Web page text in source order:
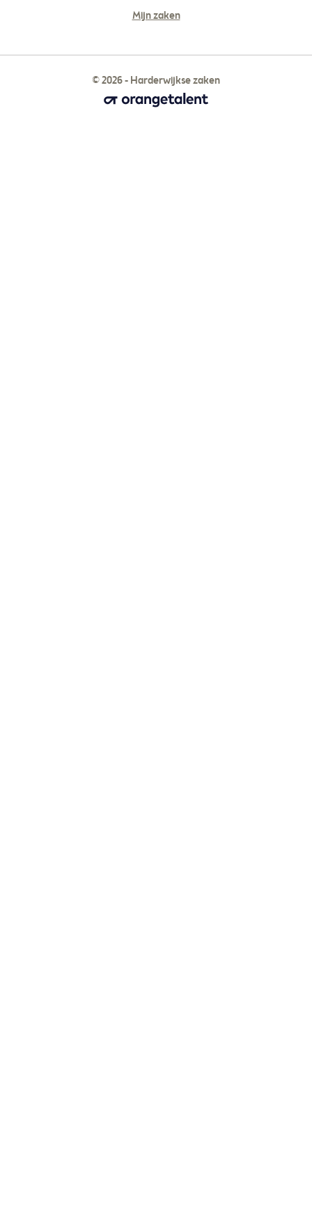
Mijn zaken
© 2026 - Harderwijkse zaken